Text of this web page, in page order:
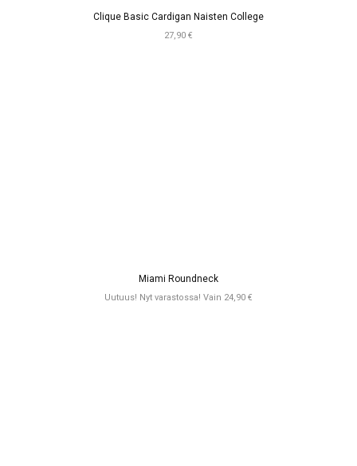
Clique Basic Cardigan Naisten College
27,90 €
Miami Roundneck
Uutuus! Nyt varastossa! Vain 24,90 €